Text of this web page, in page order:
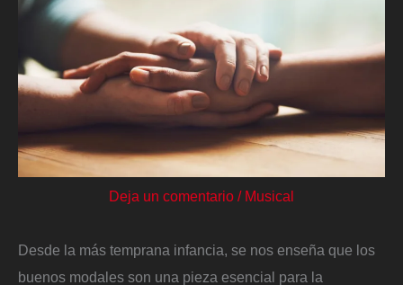
Deja un comentario / Musical
Desde la más temprana infancia, se nos enseña que los
buenos modales son una pieza esencial para la